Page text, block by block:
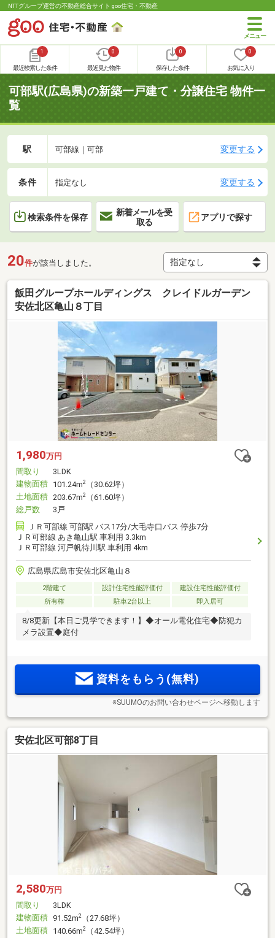
NTTグループ運営の不動産総合サイト goo住宅・不動産
1
最近検索した条件
0
最近見た物件
0
保存した条件
0
お気に入り
可部駅(広島県)の新築一戸建て・分譲住宅 物件一
覧
駅 可部線｜可部 変更する
条件 指定なし 変更する
検索条件を保存
新着メールを受
取る
アプリで探す
20件が該当しました。
飯田グループホールディングス クレイドルガーデン
安佐北区亀山８丁目
1,980万円
間取り
3LDK
建物面積 101.24m2
（30.62坪）
土地面積 203.67m2
（61.60坪）
総戸数
3戸
ＪＲ可部線 可部駅 バス17分/大毛寺口バス 停歩7分
ＪＲ可部線 あき亀山駅 車利用 3.3km
ＪＲ可部線 河戸帆待川駅 車利用 4km
広島県広島市安佐北区亀山８
2階建て 設計住宅性能評価付
建設住宅性能評価付
所有権
駐車2台以上 即入居可
8/8更新【本日ご見学できます！】◆オール電化住宅◆防犯カ
メラ設置◆庭付
資料をもらう(無料)
※SUUMOのお問い合わせページへ移動します
安佐北区可部8丁目
2,580万円
間取り
3LDK
建物面積 91.52m2
（27.68坪）
土地面積 140.66m2
（42.54坪）